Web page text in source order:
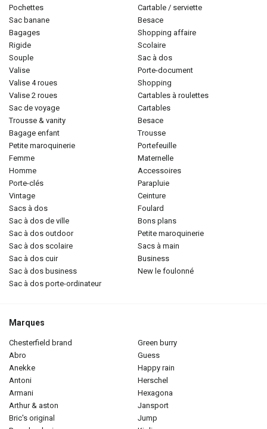
pochettes
sac banane
bagages
rigide
souple
valise
valise 4 roues
valise 2 roues
sac de voyage
trousse & vanity
bagage enfant
petite maroquinerie
femme
homme
porte-clés
vintage
sacs à dos
sac à dos de ville
sac à dos outdoor
sac à dos scolaire
sac à dos cuir
sac à dos business
sac à dos porte-ordinateur
cartable / serviette
besace
shopping affaire
scolaire
sac à dos
porte-document
shopping
cartables à roulettes
cartables
besace
trousse
portefeuille
maternelle
accessoires
parapluie
ceinture
foulard
bons plans
petite maroquinerie
sacs à main
business
new le foulonné
Marques
chesterfield brand
abro
anekke
antoni
armani
arthur & aston
bric's original
green burry
guess
happy rain
herschel
hexagona
jansport
jump